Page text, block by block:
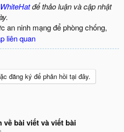
để thảo luận và cập nhật
an ninh mạng để phòng chống,
liên quan
đăng ký để phản hồi tại đây.
về bài viết và viết bài